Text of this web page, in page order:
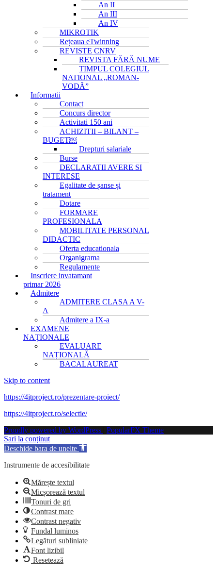
An II
An III
An IV
MIKROTIK
Rețeaua eTwinning
REVISTE CNRV
REVISTA FĂRĂ NUME
TIMPUL COLEGIUL
NATIONAL „ROMAN-
VODĂ”
Informatii
Contact
Concurs director
Activitati 150 ani
ACHIZITII – BILANT –
BUGET￼
Drepturi salariale
Burse
DECLARATII AVERE SI
INTERESE
Egalitate de șanse și
tratament
Dotare
FORMARE
PROFESIONALA
MOBILITATE PERSONAL
DIDACTIC
Oferta educationala
Organigrama
Regulamente
Inscriere invatamant
primar 2026
Admitere
ADMITERE CLASA A V-
A
Admitere a IX-a
EXAMENE
NAȚIONALE
EVALUARE
NAȚIONALĂ
BACALAUREAT
Skip to content
https://4itproject.ro/prezentare-proiect/
https://4itproject.ro/selectie/
Proudly powered by WordPress
PopularFX Theme
Sari la conținut
Deschide bara de unelte
Instrumente de accesibilitate
Mărește textul
Micșorează textul
Tonuri de gri
Contrast mare
Contrast negativ
Fundal luminos
Legături subliniate
Font lizibil
Resetează